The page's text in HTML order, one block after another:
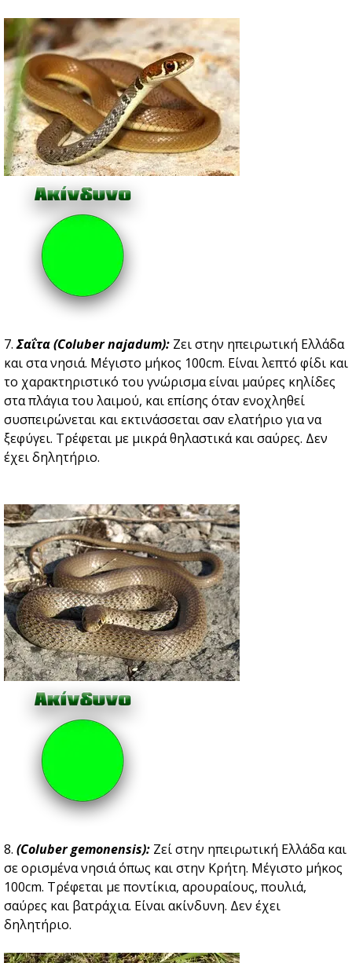
7.Σαΐτα (Coluber najadum): Ζει στην ηπειρωτική Ελλάδα
και στα νησιά. Μέγιστο μήκος 100cm. Είναι λεπτό φίδι και
το χαρακτηριστικό του γνώρισμα είναι μαύρες κηλίδες
στα πλάγια του λαιμού, και επίσης όταν ενοχληθεί
συσπειρώνεται και εκτινάσσεται σαν ελατήριο για να
ξεφύγει. Τρέφεται με μικρά θηλαστικά και σαύρες. Δεν
έχει δηλητήριο.
8. (Coluber gemonensis): Zεί στην ηπειρωτική Ελλάδα και
σε ορισμένα νησιά όπως και στην Κρήτη. Μέγιστο μήκος
100cm. Τρέφεται με ποντίκια, αρουραίους, πουλιά,
σαύρες και βατράχια. Είναι ακίνδυνη. Δεν έχει
δηλητήριο.